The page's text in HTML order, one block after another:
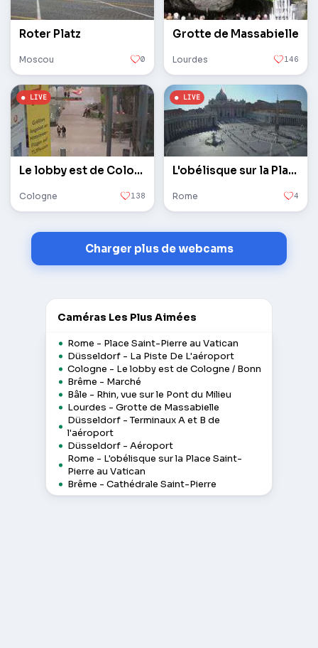
Roter Platz
Moscou 0
Grotte de Massabielle
Lourdes 146
Le lobby est de Cologne / Bonn
Cologne 138
L'obélisque sur la Place Saint-Pierre au Vatican
Rome 4
Charger plus de webcams
Caméras Les Plus Aimées
Rome - Place Saint-Pierre au Vatican
Düsseldorf - La Piste De L'aéroport
Cologne - Le lobby est de Cologne / Bonn
Brême - Marché
Bâle - Rhin, vue sur le Pont du Milieu
Lourdes - Grotte de Massabielle
Düsseldorf - Terminaux A et B de
l'aéroport
Düsseldorf - Aéroport
Rome - L'obélisque sur la Place Saint-
Pierre au Vatican
Brême - Cathédrale Saint-Pierre